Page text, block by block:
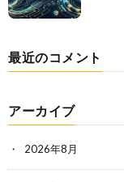
最近のコメント
アーカイブ
2026年8月